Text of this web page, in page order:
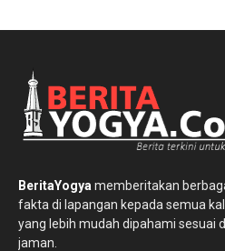
BeritaYogya memberitakan
fakta di lapangan kepada semua
yang lebih mudah dipahami sesuai
jaman.